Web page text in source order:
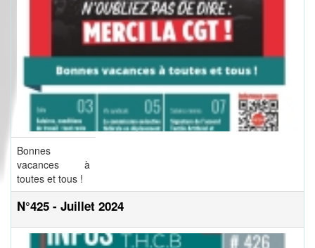
Bonnes
vacances à
toutes et tous !
N°425 - Juillet 2024